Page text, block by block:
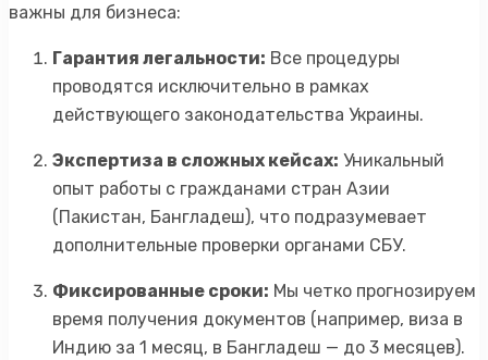
важны для бизнеса:
Гарантия легальности: Все процедуры
проводятся исключительно в рамках
действующего законодательства Украины.
Экспертиза в сложных кейсах: Уникальный
опыт работы с гражданами стран Азии
(Пакистан, Бангладеш), что подразумевает
дополнительные проверки органами СБУ.
Фиксированные сроки: Мы четко прогнозируем
время получения документов (например, виза в
Индию за 1 месяц, в Бангладеш — до 3 месяцев).